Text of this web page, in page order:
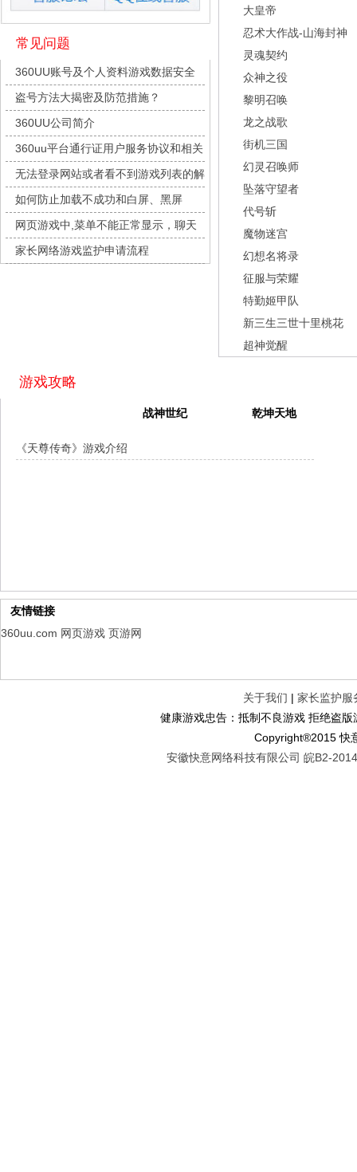
少年名将
每日新服
今日 10:00点
城防三国志
每日新服
今日 10:00点
九梦仙域
每日新服
今日 10:00点
豌豆大作战
每日新服
灵魂序章
每日新服
今日 10:00点
冒险守护
每日新服
今日 10:00点
绝地苍穹
每日新服
今日 10:00点
代号斩
每日新服
今日 10:00点
异星战舰
每日新服
今日 10:00点
天空的魔幻城
山海经异兽录 每日新服
常见问题
360UU账号及个人资料游戏数据安全
盗号方法大揭密及防范措施？
360UU公司简介
360uu平台通行证用户服务协议和相关
的条款和条件
无法登录网站或者看不到游戏列表的解
决方法
如何防止加载不成功和白屏、黑屏
网页游戏中,菜单不能正常显示，聊天
及其它功能不能正常使用的解决办法
家长网络游戏监护申请流程
大皇帝
忍术大作战-山海封神
灵魂契约
众神之役
黎明召唤
龙之战歌
街机三国
幻灵召唤师
坠落守望者
代号斩
魔物迷宫
幻想名将录
征服与荣耀
特勤姬甲队
新三生三世十里桃花
超神觉醒
游戏攻略
战神世纪 乾坤天地
《天尊传奇》游戏介绍
友情链接
360uu.com 网页游戏 页游网
关于我们 | 家长监护服
健康游戏忠告：抵制不良游戏 拒绝盗
Copyright®2015 快
安徽快意网络科技有限公司 皖B2-